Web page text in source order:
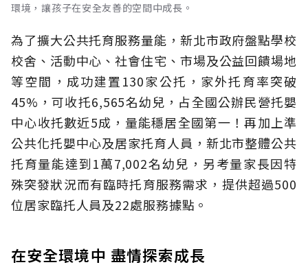
環境，讓孩子在安全友善的空間中成長。
為了擴大公共托育服務量能，新北市政府盤點學校
校舍、活動中心、社會住宅、市場及公益回饋場地
等空間，成功建置130家公托，家外托育率突破
45%，可收托6,565名幼兒，占全國公辦民營托嬰
中心收托數近5成，量能穩居全國第一！再加上準
公共化托嬰中心及居家托育人員，新北市整體公共
托育量能達到1萬7,002名幼兒，另考量家長因特
殊突發狀況而有臨時托育服務需求，提供超過500
位居家臨托人員及22處服務據點。
在安全環境中 盡情探索成長